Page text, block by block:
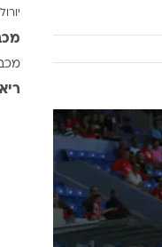
לוח שידורים
החידה של